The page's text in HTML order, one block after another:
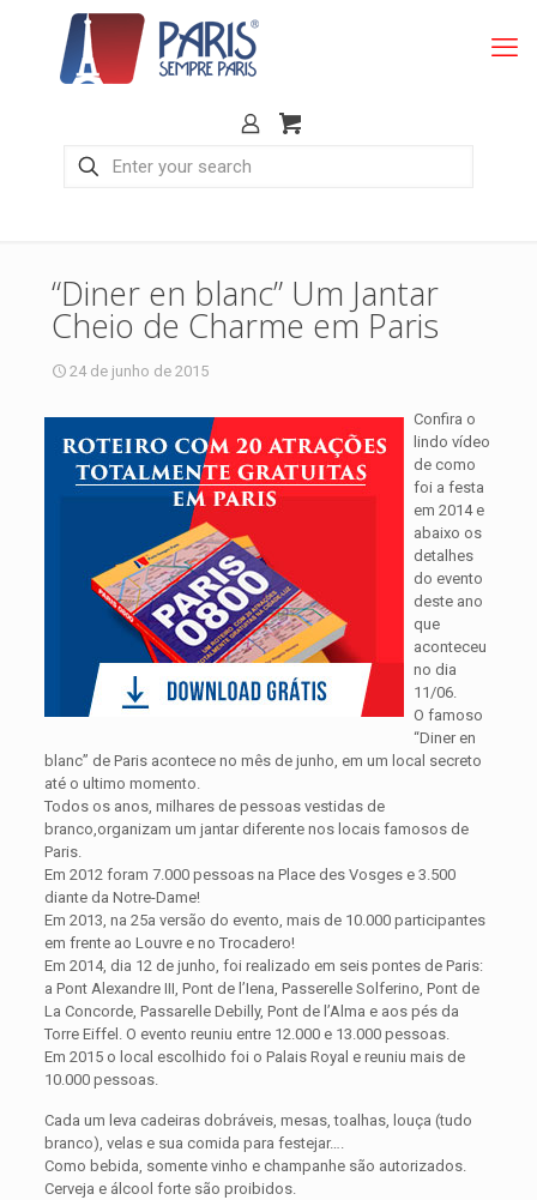
“Diner en blanc” Um Jantar
Cheio de Charme em Paris
24 de junho de 2015
Confira o
lindo vídeo
de como
foi a festa
em 2014 e
abaixo os
detalhes
do evento
deste ano
que
aconteceu
no dia
11/06.
O famoso
“Diner en
blanc” de Paris acontece no mês de junho, em um local secreto
até o ultimo momento.
Todos os anos, milhares de pessoas vestidas de
branco,organizam um jantar diferente nos locais famosos de
Paris.
Em 2012 foram 7.000 pessoas na Place des Vosges e 3.500
diante da Notre-Dame!
Em 2013, na 25a versão do evento, mais de 10.000 participantes
em frente ao Louvre e no Trocadero!
Em 2014, dia 12 de junho, foi realizado em seis pontes de Paris:
a Pont Alexandre III, Pont de l’Iena, Passerelle Solferino, Pont de
La Concorde, Passarelle Debilly, Pont de l’Alma e aos pés da
Torre Eiffel. O evento reuniu entre 12.000 e 13.000 pessoas.
Em 2015 o local escolhido foi o Palais Royal e reuniu mais de
10.000 pessoas.
Cada um leva cadeiras dobráveis, mesas, toalhas, louça (tudo
branco), velas e sua comida para festejar….
Como bebida, somente vinho e champanhe são autorizados.
Cerveja e álcool forte são proibidos.